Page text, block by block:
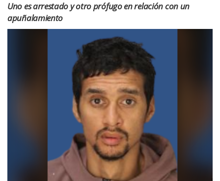
Uno es arrestado y otro prófugo en relación con un
apuñalamiento